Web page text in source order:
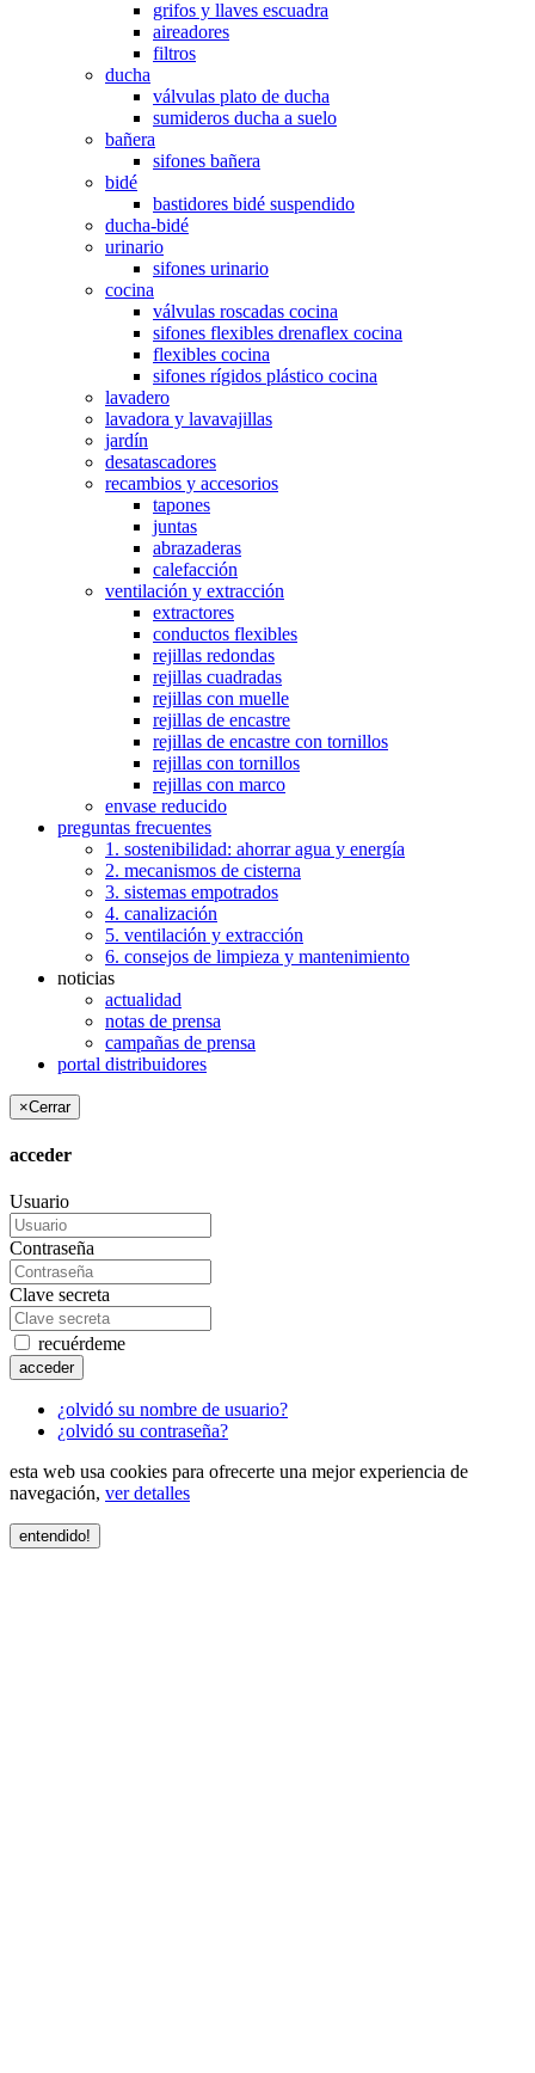
grifos y llaves escuadra
aireadores
filtros
ducha
válvulas plato de ducha
sumideros ducha a suelo
bañera
sifones bañera
bidé
bastidores bidé suspendido
ducha-bidé
urinario
sifones urinario
cocina
válvulas roscadas cocina
sifones flexibles drenaflex cocina
flexibles cocina
sifones rígidos plástico cocina
lavadero
lavadora y lavavajillas
jardín
desatascadores
recambios y accesorios
tapones
juntas
abrazaderas
calefacción
ventilación y extracción
extractores
conductos flexibles
rejillas redondas
rejillas cuadradas
rejillas con muelle
rejillas de encastre
rejillas de encastre con tornillos
rejillas con tornillos
rejillas con marco
envase reducido
preguntas frecuentes
1. sostenibilidad: ahorrar agua y energía
2. mecanismos de cisterna
3. sistemas empotrados
4. canalización
5. ventilación y extracción
6. consejos de limpieza y mantenimiento
noticias
actualidad
notas de prensa
campañas de prensa
portal distribuidores
×Cerrar
acceder
Usuario
Contraseña
Clave secreta
recuérdeme
acceder
¿olvidó su nombre de usuario?
¿olvidó su contraseña?
esta web usa cookies para ofrecerte una mejor experiencia de
navegación, ver detalles
entendido!